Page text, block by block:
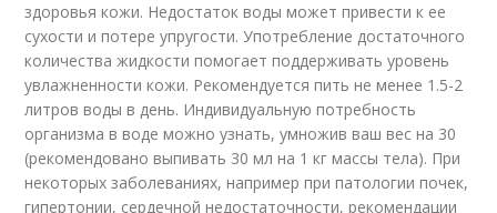
здоровья кожи. Недостаток воды может привести к ее
сухости и потере упругости. Употребление достаточного
количества жидкости помогает поддерживать уровень
увлажненности кожи. Рекомендуется пить не менее 1.5-2
литров воды в день. Индивидуальную потребность
организма в воде можно узнать, умножив ваш вес на 30
(рекомендовано выпивать 30 мл на 1 кг массы тела). При
некоторых заболеваниях, например при патологии почек,
гипертонии, сердечной недостаточности, рекомендации